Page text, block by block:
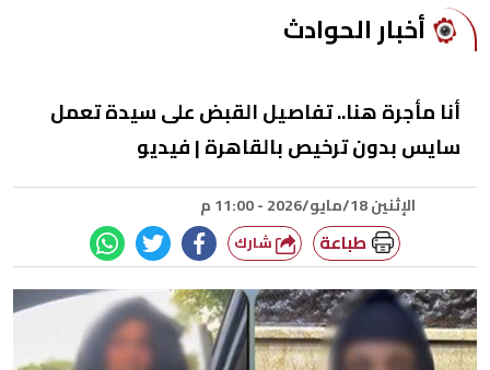
أخبار الحوادث
أنا مأجرة هنا.. تفاصيل القبض على سيدة تعمل
سايس بدون ترخيص بالقاهرة | فيديو
الإثنين 18/مايو/2026 - 11:00 م
طباعة